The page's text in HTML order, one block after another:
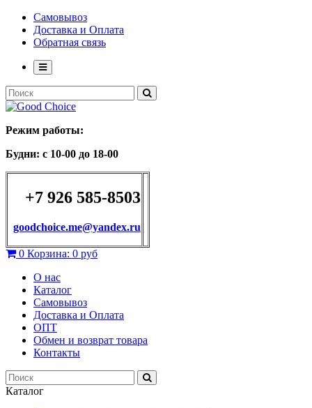
Самовывоз
Доставка и Оплата
Обратная связь
Режим работы:
Будни: с 10-00 до 18-00
+7 926 585-8503
goodchoice.me@yandex.ru
0 Корзина: 0 руб
О нас
Каталог
Самовывоз
Доставка и Оплата
ОПТ
Обмен и возврат товара
Контакты
Каталог